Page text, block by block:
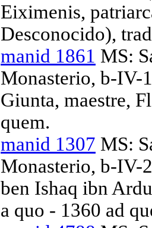
Eiximenis,
Desconocido),
manid 1861 MS:
Monasterio, b-IV-
Giunta, maestre,
quem.
manid 1307 MS:
Monasterio, b-IV-
ben Ishaq ibn
a quo - 1360 ad